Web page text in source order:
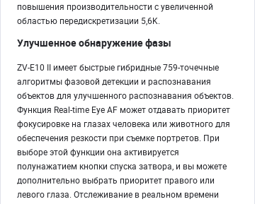
повышения производительности с увеличенной
областью передискретизации 5,6K.
Улучшенное обнаружение фазы
ZV-E10 II имеет быстрые гибридные 759-точечные
алгоритмы фазовой детекции и распознавания
объектов для улучшенного распознавания объектов.
Функция Real-time Eye AF может отдавать приоритет
фокусировке на глазах человека или животного для
обеспечения резкости при съемке портретов. При
выборе этой функции она активируется
полунажатием кнопки спуска затвора, и вы можете
дополнительно выбрать приоритет правого или
левого глаза. Отслеживание в реальном времени